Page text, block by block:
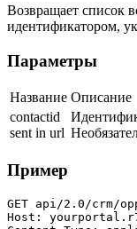
Возвращает список
идентификатором,
Параметры
Название Описание
contactid
sent in url
Пример
GET api/2.0/crm/
Host: